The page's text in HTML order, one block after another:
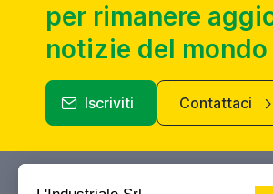
per rimanere
notizie del
Iscriviti Contattaci